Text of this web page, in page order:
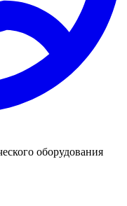
оборудования